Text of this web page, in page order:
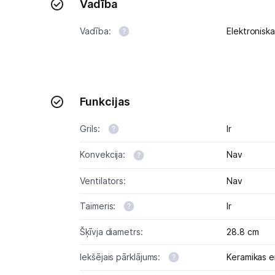
Vadība
Vadība: Elektroniska
Funkcijas
Grils: Ir
Konvekcija: Nav
Ventilators: Nav
Taimeris: Ir
Šķīvja diametrs: 28.8 cm
Iekšējais pārklājums: Keramikas